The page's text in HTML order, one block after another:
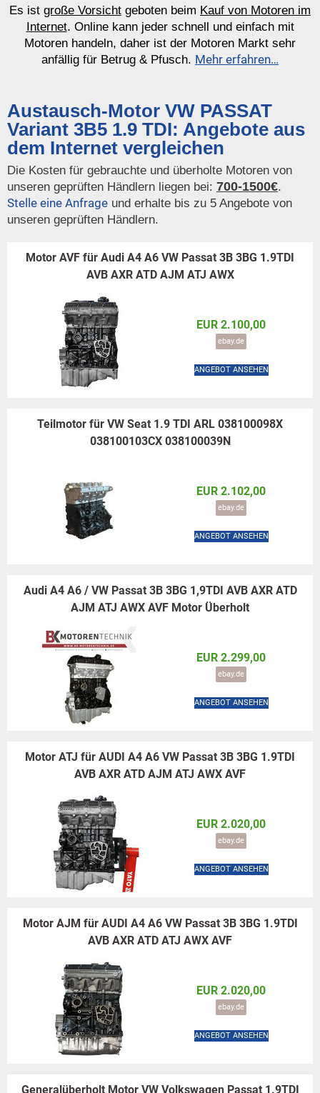
Es ist große Vorsicht geboten beim Kauf von Motoren im
Internet. Online kann jeder schnell und einfach mit
Motoren handeln, daher ist der Motoren Markt sehr
anfällig für Betrug & Pfusch. Mehr erfahren…
Austausch-Motor VW PASSAT
Variant 3B5 1.9 TDI: Angebote aus
dem Internet vergleichen
Die Kosten für gebrauchte und überholte Motoren von
unseren geprüften Händlern liegen bei: 700-1500€.
Stelle eine Anfrage und erhalte bis zu 5 Angebote von
unseren geprüften Händlern.
Motor AVF für Audi A4 A6 VW Passat 3B 3BG 1.9TDI
AVB AXR ATD AJM ATJ AWX
EUR 2.100,00
ebay.de
ANGEBOT ANSEHEN
Teilmotor für VW Seat 1.9 TDI ARL 038100098X
038100103CX 038100039N
EUR 2.102,00
ebay.de
ANGEBOT ANSEHEN
Audi A4 A6 / VW Passat 3B 3BG 1,9TDI AVB AXR ATD
AJM ATJ AWX AVF Motor Überholt
EUR 2.299,00
ebay.de
ANGEBOT ANSEHEN
Motor ATJ für AUDI A4 A6 VW Passat 3B 3BG 1.9TDI
AVB AXR ATD AJM ATJ AWX AVF
EUR 2.020,00
ebay.de
ANGEBOT ANSEHEN
Motor AJM für AUDI A4 A6 VW Passat 3B 3BG 1.9TDI
AVB AXR ATD ATJ AWX AVF
EUR 2.020,00
ebay.de
ANGEBOT ANSEHEN
Generalüberholt Motor VW Volkswagen Passat 1.9TDI